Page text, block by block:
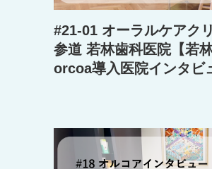
#21-01 オーラルケアク
参道 若林歯科医院【若
orcoa導入医院インタビ